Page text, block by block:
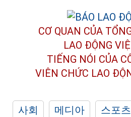
CƠ QUAN CỦA
LAO ĐỘNG
TIẾNG NÓI CỦA
VIÊN CHỨC LAO
사회 메디아 스포츠